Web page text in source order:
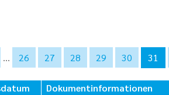
... 26 27 28 29 30 31
Dokumentinformationen